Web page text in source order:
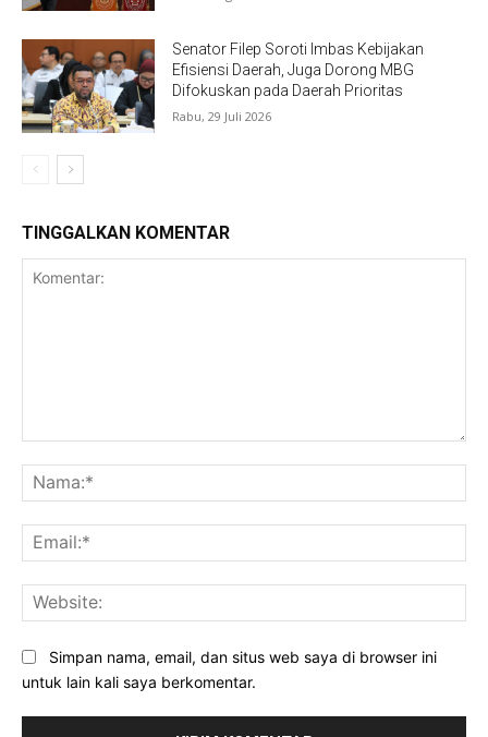
Senator Filep Soroti Imbas Kebijakan
Efisiensi Daerah, Juga Dorong MBG
Difokuskan pada Daerah Prioritas
Rabu, 29 Juli 2026
TINGGALKAN KOMENTAR
Simpan nama, email, dan situs web saya di browser ini
untuk lain kali saya berkomentar.